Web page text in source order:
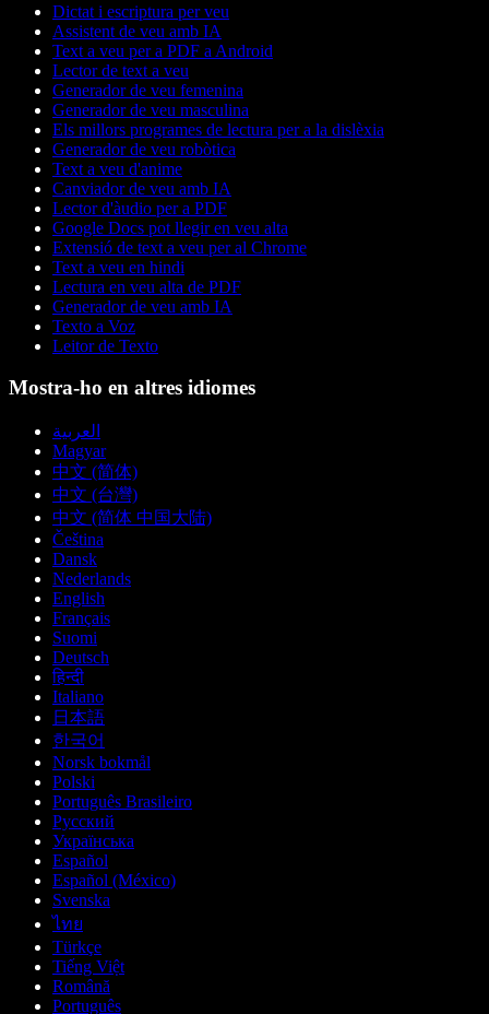
Dictat i escriptura per veu
Assistent de veu amb IA
Text a veu per a PDF a Android
Lector de text a veu
Generador de veu femenina
Generador de veu masculina
Els millors programes de lectura per a la dislèxia
Generador de veu robòtica
Text a veu d'anime
Canviador de veu amb IA
Lector d'àudio per a PDF
Google Docs pot llegir en veu alta
Extensió de text a veu per al Chrome
Text a veu en hindi
Lectura en veu alta de PDF
Generador de veu amb IA
Texto a Voz
Leitor de Texto
Mostra-ho en altres idiomes
العربية
Magyar
中文 (简体)
中文 (台灣)
中文 (简体 中国大陆)
Čeština
Dansk
Nederlands
English
Français
Suomi
Deutsch
हिन्दी
Italiano
日本語
한국어
Norsk bokmål
Polski
Português Brasileiro
Русский
Українська
Español
Español (México)
Svenska
ไทย
Türkçe
Tiếng Việt
Română
Português